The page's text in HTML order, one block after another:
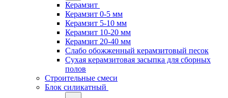
Керамзит
Керамзит 0-5 мм
Керамзит 5-10 мм
Керамзит 10-20 мм
Керамзит 20-40 мм
Слабо обожженный керамзитовый песок
Сухая керамзитовая засыпка для сборных
полов
Строительные смеси
Блок силикатный